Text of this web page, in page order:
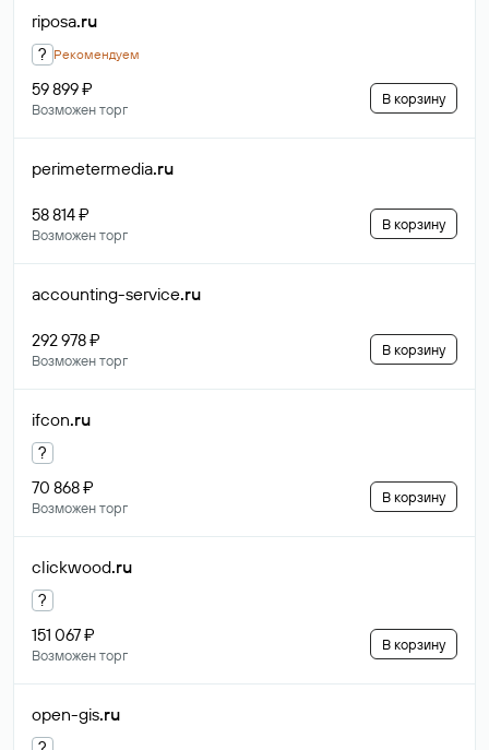
riposa.ru
? Рекомендуем
59 899 ₽
Возможен торг
В корзину
perimetermedia.ru
58 814 ₽
Возможен торг
В корзину
accounting-service.ru
292 978 ₽
Возможен торг
В корзину
ifcon.ru
?
70 868 ₽
Возможен торг
В корзину
clickwood.ru
?
151 067 ₽
Возможен торг
В корзину
open-gis.ru